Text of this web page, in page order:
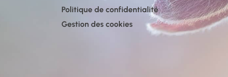
Politique de confidentialité
Gestion des cookies